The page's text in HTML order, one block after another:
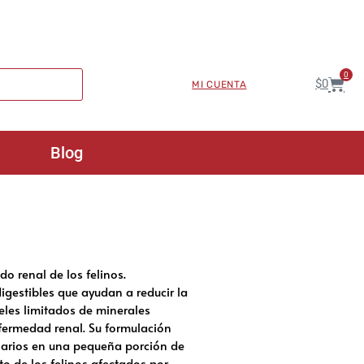
MI CUENTA $0
0
Blog
renal de los felinos.
que ayudan a reducir la
limitados de minerales
renal. Su formulación
en una pequeña porción de